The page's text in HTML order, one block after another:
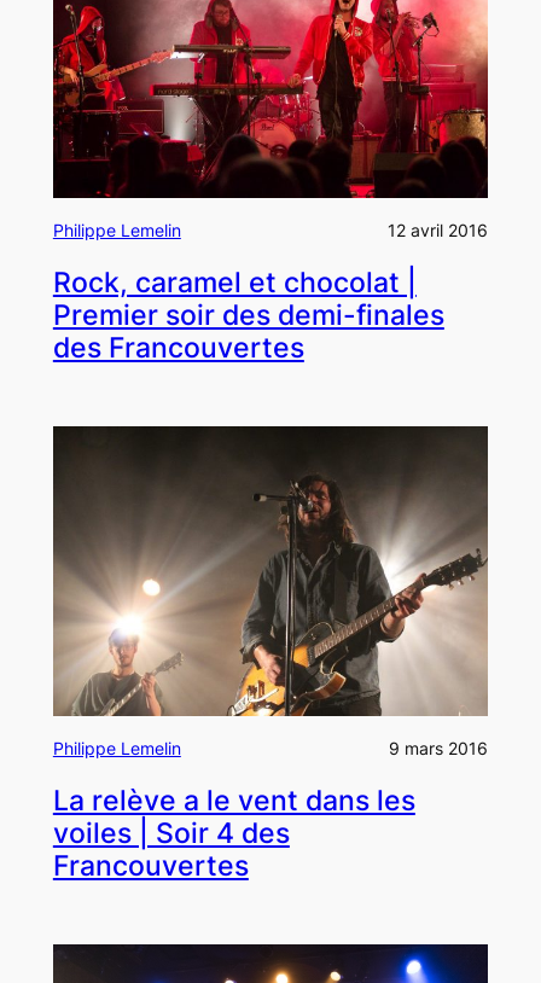
Philippe Lemelin 12 avril 2016
Rock, caramel et chocolat |
Premier soir des demi-finales
des Francouvertes
Philippe Lemelin 9 mars 2016
La relève a le vent dans les
voiles | Soir 4 des
Francouvertes